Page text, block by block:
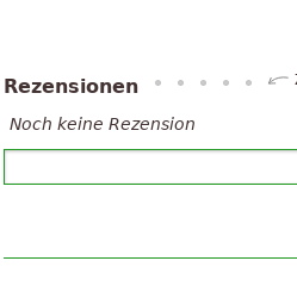
Rezensionen
Noch keine Rezension